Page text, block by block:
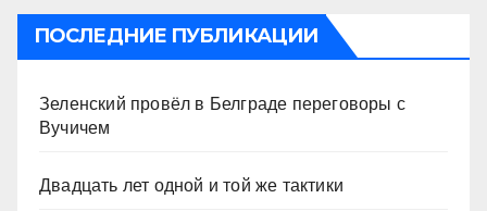
ПОСЛЕДНИЕ ПУБЛИКАЦИИ
Зеленский провёл в Белграде переговоры с
Вучичем
Двадцать лет одной и той же тактики